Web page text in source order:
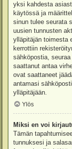
yksi kahdesta
käytössä ja
sinun tulee seurata
uusien tunnusten
ylläpitäjän toimesta
kerrottiin
sähköpostia,
saattanut antaa
ovat saattaneet
antamasi
ylläpitäjään.
Ylös
Miksi en voi
Tämän
tunnuksesi ja